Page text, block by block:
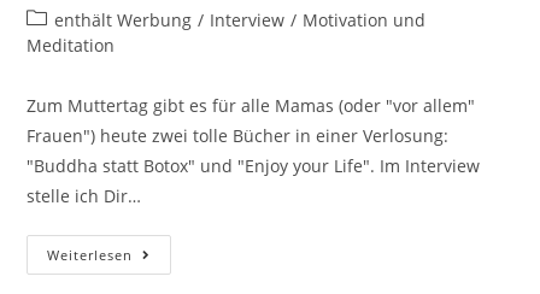
Autor:
veröffentlicht:
Beitrags-
Kategorie:
enthält Werbung / Interview / Motivation und
Meditation
Zum Muttertag gibt es für alle Mamas (oder "vor allem"
Frauen") heute zwei tolle Bücher in einer Verlosung:
"Buddha statt Botox" und "Enjoy your Life". Im Interview
stelle ich Dir…
Weiterlesen Interview
Mit